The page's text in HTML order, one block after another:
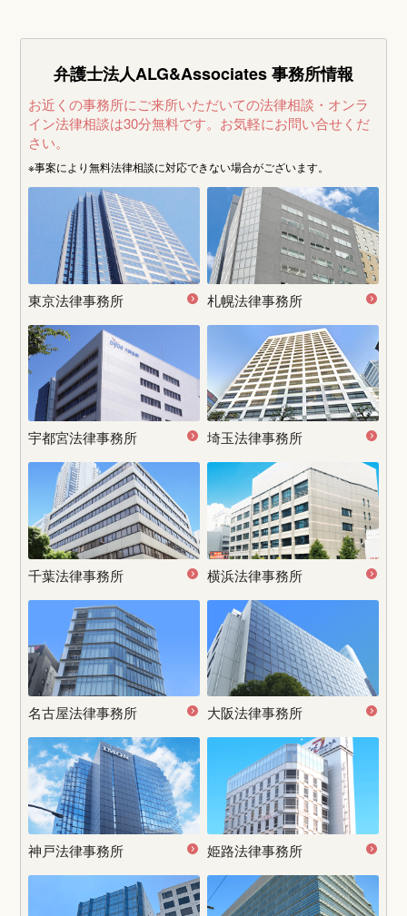
弁護士法人ALG&Associates事務所情報
お近くの事務所にご来所いただいての法律相談・オンラ
イン法律相談は30分無料です。 お気軽にお問い合せくだ
さい。
※事案により無料法律相談に対応できない場合がございます。
東京法律事務所 札幌法律事務所
宇都宮法律事務所 埼玉法律事務所
千葉法律事務所 横浜法律事務所
名古屋法律事務所 大阪法律事務所
神戸法律事務所 姫路法律事務所